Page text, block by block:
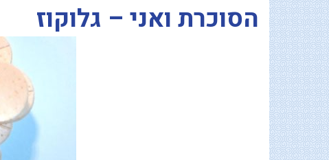
הסוכרת ואני – גלוקוז